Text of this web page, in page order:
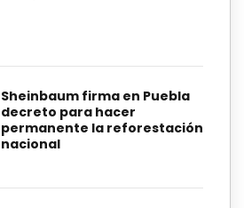
Sheinbaum firma en Puebla
decreto para hacer
permanente la reforestación
nacional